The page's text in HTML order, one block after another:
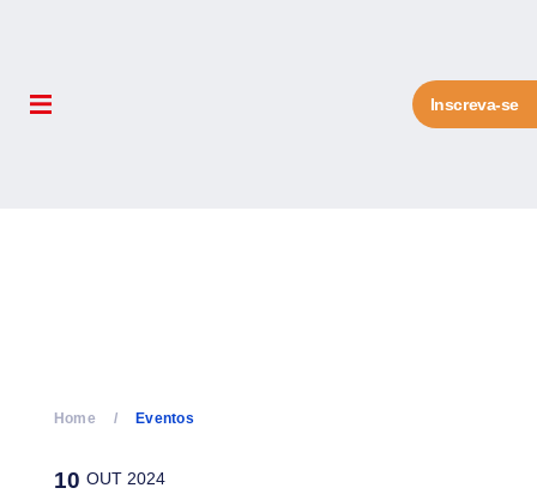
Inscreva-se
Home Eventos
10 OUT 2024